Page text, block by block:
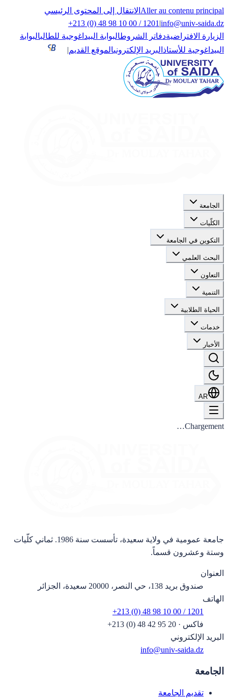
Aller au contenu principal الانتقال إلى المحتوى الرئيسي
info@univ-saida.dz
|
+213 (0) 48 98 10 00 / 1201
الزيارة الافتراضيةدفاتر الشروطالبوابة البيداغوجية للطالبالبوابة
البيداغوجية للأستاذ البريد الإلكترونيالموقع القديم|
الجامعة
الكلّيات
التكوين في الجامعة
البحث العلمي
التعاون
التنمية
الحياة الطلابية
خدمات
الأخبار
AR
Chargement…
جامعة عمومية في ولاية سعيدة، تأسست سنة 1986. ثماني كلّيات
وستة وعشرون قسماً.
العنوان
صندوق بريد 138، حي النصر، 20000 سعيدة، الجزائر
الهاتف
+213 (0) 48 98 10 00 / 1201
فاكس ·
+213 (0) 48 42 95 20
البريد الإلكتروني
info@univ-saida.dz
الجامعة
تقديم الجامعة